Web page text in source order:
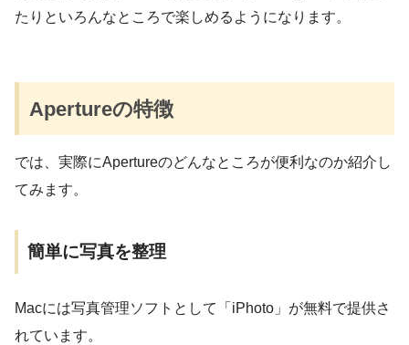
たりといろんなところで楽しめるようになります。
Apertureの特徴
では、実際にApertureのどんなところが便利なのか紹介し
てみます。
簡単に写真を整理
Macには写真管理ソフトとして「iPhoto」が無料で提供さ
れています。